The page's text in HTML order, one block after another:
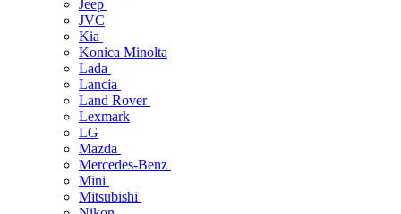
Jeep
JVC
Kia
Konica Minolta
Lada
Lancia
Land Rover
Lexmark
LG
Mazda
Mercedes-Benz
Mini
Mitsubishi